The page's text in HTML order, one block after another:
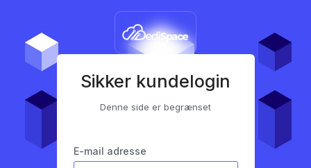
Sikker kundelogin
Denne side er begrænset
E-mail adresse